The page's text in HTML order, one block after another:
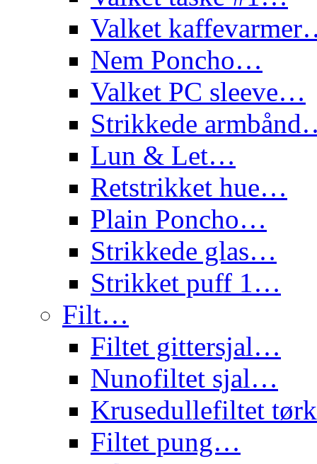
Valket
Nem Poncho…
Valket PC sleeve…
Strikkede
Lun & Let…
Retstrikket hue…
Plain Poncho…
Strikkede glas…
Strikket puff 1…
Filt…
Filtet gittersjal…
Nunofiltet sjal…
Krusedullefiltet
Filtet pung…